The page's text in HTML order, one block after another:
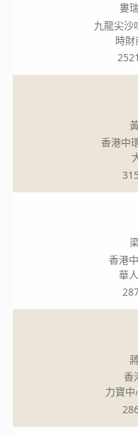
婁
九龍尖沙
時
香港中
香港
華
香
力寶